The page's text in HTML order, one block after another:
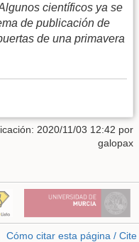
científicos ya se
de publicación de
de una primavera
2020/11/03 12:42 por
galopax
Cómo citar esta página / Cite